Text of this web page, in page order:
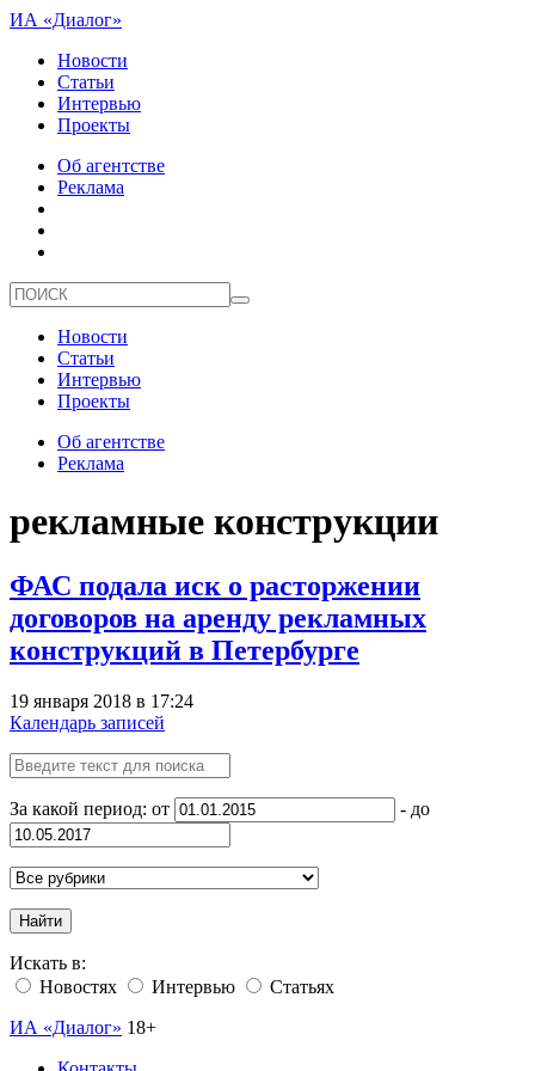
ИА «Диалог»
Новости
Статьи
Интервью
Проекты
Об агентстве
Реклама
Новости
Статьи
Интервью
Проекты
Об агентстве
Реклама
рекламные конструкции
ФАС подала иск о расторжении
договоров на аренду рекламных
конструкций в Петербурге
19 января 2018 в 17:24
Календарь записей
За какой период: от - до
Найти
Искать в:
Новостях
Интервью
Статьях
ИА «Диалог» 18+